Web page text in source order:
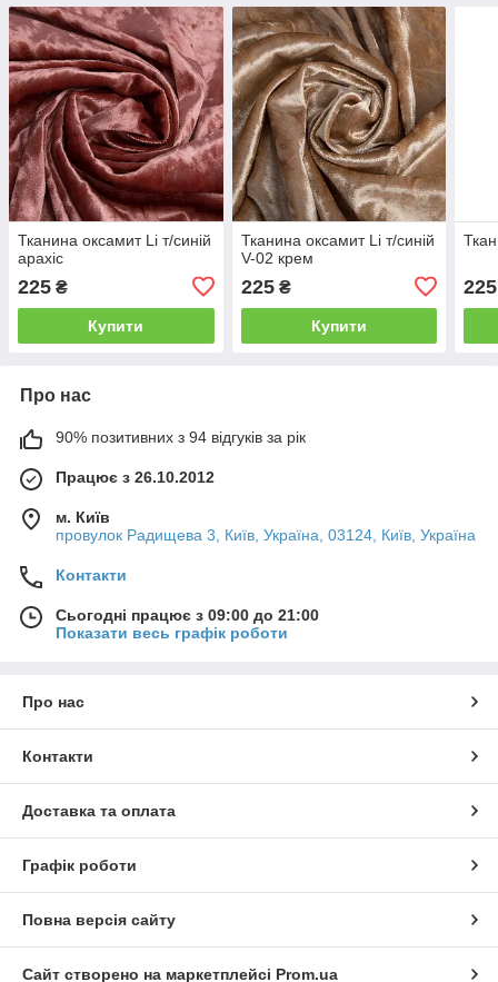
Тканина оксамит Li т/синій
арахіс
225 ₴
Купити
Тканина оксамит Li т/синій
V-02 крем
225₴
Купити
225
Про нас
90% позитивних з 94 відгуків за рік
Працює з 26.10.2012
м. Київ
провулок Радищева 3, Київ, Україна, 03124, Київ, Україна
Контакти
Сьогодні працює з 09:00 до 21:00
Показати весь графік роботи
Про нас
Контакти
Доставка та оплата
Графік роботи
Повна версія сайту
Сайт створено на маркетплейсі Prom.ua